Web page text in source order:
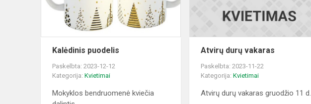
Kalėdinis puodelis
Paskelbta: 2023-12-12
Kategorija: Kvietimai
Mokyklos bendruomenė kviečia
Atvirų durų vakaras
Paskelbta: 2023-11-22
Kategorija:Kvietimai
Atvirų durų vakaras gruodžio 11 d.